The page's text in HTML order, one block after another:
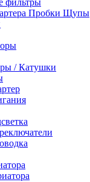
фильтры
Пробки Щупы
/ Катушки